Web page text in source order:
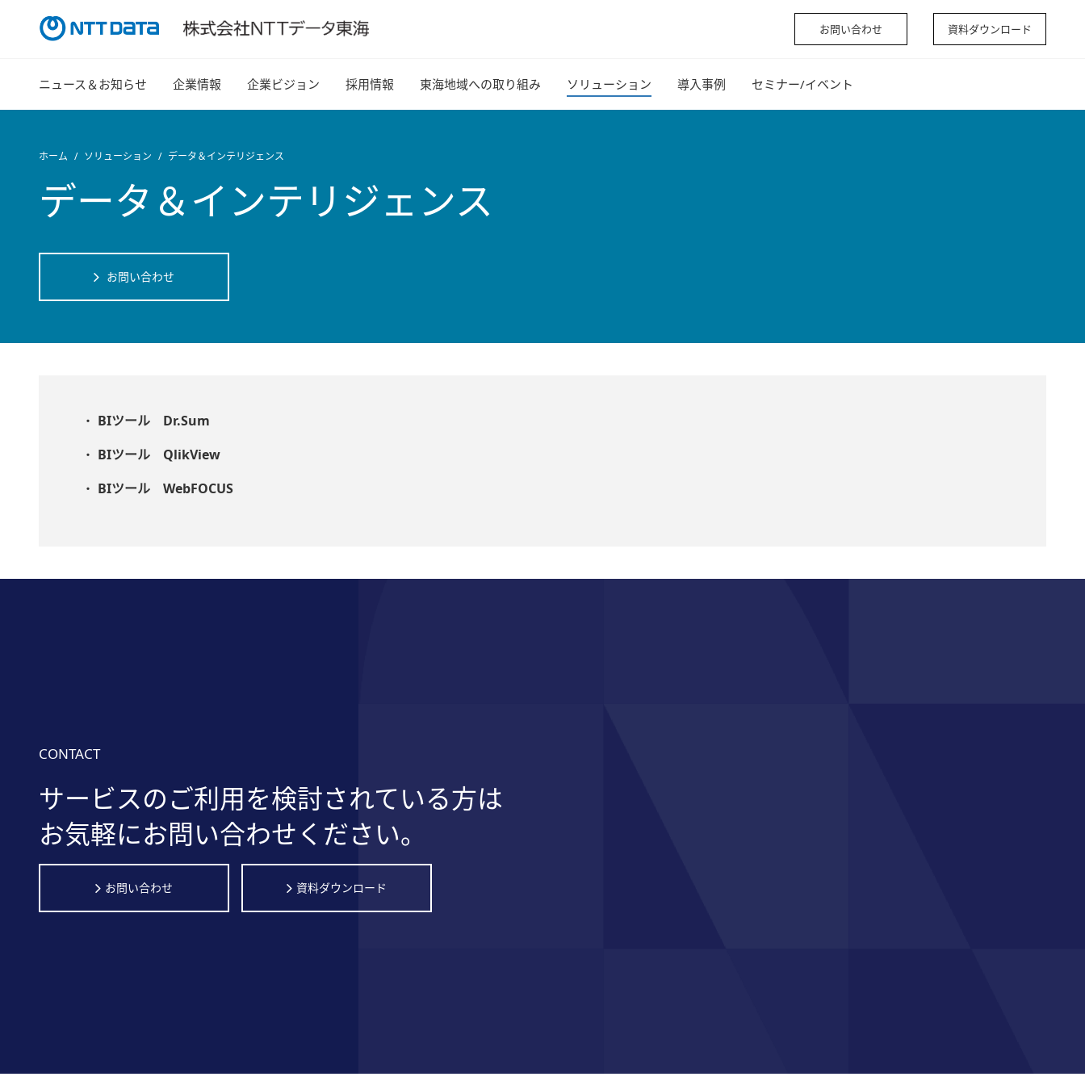
お問い合わせ 資料ダウンロード
ニュース＆お知らせ 企業情報 企業ビジョン 採用情報 東海地域への取り組み ソリューション 導入事例 セミナー/イベント
ホーム ソリューション データ＆インテリジェンス
データ＆インテリジェンス
お問い合わせ
BIツール Dr.Sum
BIツール QlikView
BIツール WebFOCUS
CONTACT
サービスのご利用を検討されている方は
お気軽にお問い合わせください。
お問い合わせ 資料ダウンロード